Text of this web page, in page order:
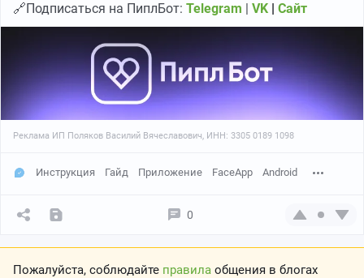
🔗Подписаться на ПиплБот: Telegram | VK | Сайт
Реклама ИП Поляков Василий Вячеславович, ИНН: 3305 0189 1098
Инструкция Гайд Приложение FaceApp Android
0
Пожалуйста, соблюдайте правила общения в блогах